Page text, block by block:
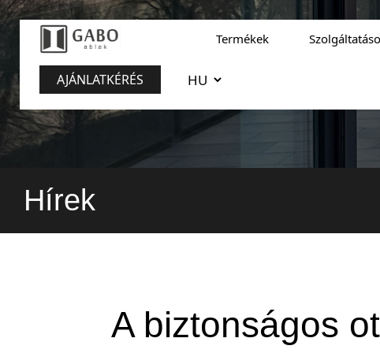
Termékek
AJÁNLATKÉRÉS
Hírek
A biztonságos